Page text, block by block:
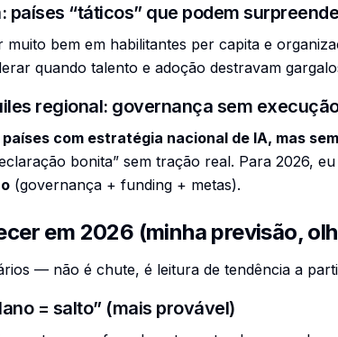
países “táticos” que podem
bem em habilitantes per capita e
quando talento e adoção destravam
regional: governança sem
países com estratégia nacional de IA, mas
bonita” sem tração real. Para 2026,
(governança + funding + metas).
em 2026 (minha previsão,
— não é chute, é leitura de tendência a
= salto” (mais provável)